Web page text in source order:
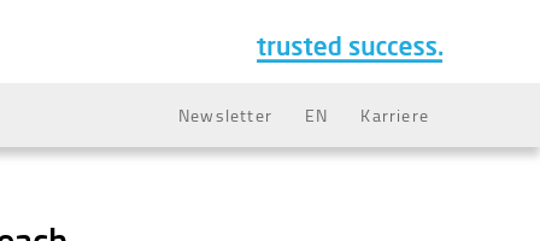
Newsletter EN Karriere